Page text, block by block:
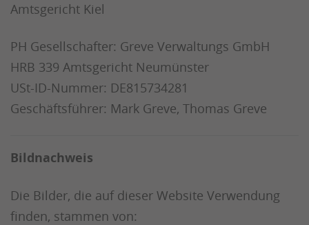
Amtsgericht Kiel
PH Gesellschafter: Greve Verwaltungs GmbH
HRB 339 Amtsgericht Neumünster
USt-ID-Nummer: DE815734281
Geschäftsführer: Mark Greve, Thomas Greve
Bildnachweis
Die Bilder, die auf dieser Website Verwendung
finden, stammen von: